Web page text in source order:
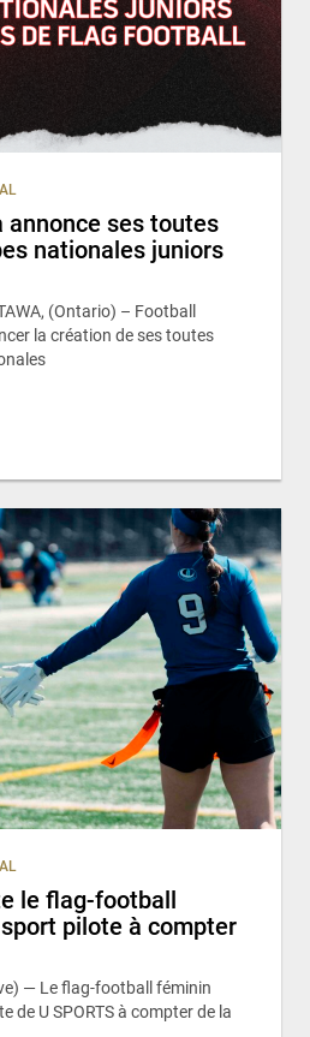
annonce ses toutes
nationales juniors
(Ontario) – Football
la création de ses toutes
le flag-football
pilote à compter
— Le flag-football féminin
de U SPORTS à compter de la